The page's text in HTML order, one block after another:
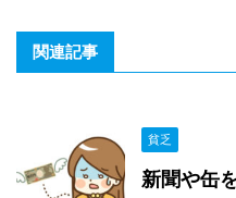
関連記事
貧乏
新聞や缶